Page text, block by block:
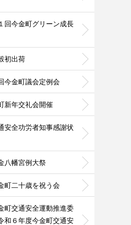
回今金町グリーン成長
初出荷
今金町議会定例会
新年交礼会開催
安全功労者知事感謝状
八幡宮例大祭
町二十歳を祝う会
町交通安全運動推進委
和６年度今金町交通安